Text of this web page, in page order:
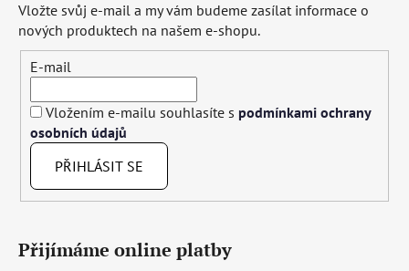
Vložte svůj e-mail a my vám budeme zasílat informace o
nových produktech na našem e-shopu.
E-mail
Vložením e-mailu souhlasíte s podmínkami ochrany
osobních údajů
PŘIHLÁSIT SE
Přijímáme online platby